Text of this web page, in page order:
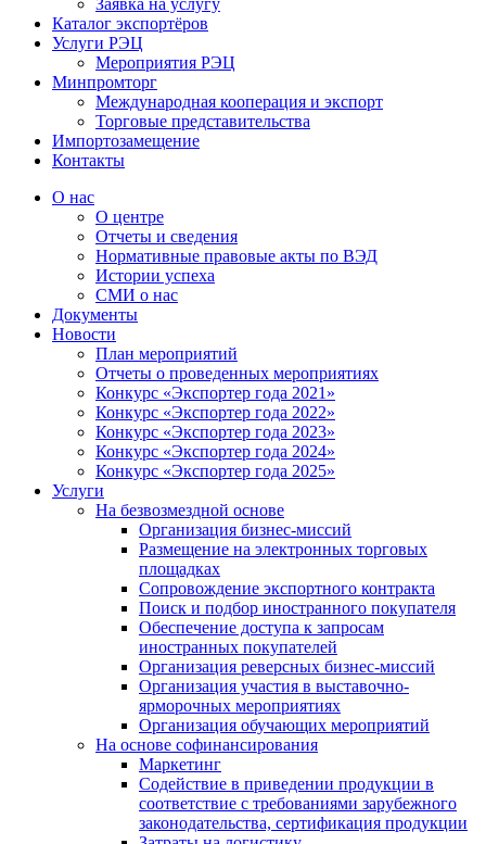
Заявка на услугу
Каталог экспортёров
Услуги РЭЦ
Мероприятия РЭЦ
Минпромторг
Международная кооперация и экспорт
Торговые представительства
Импортозамещение
Контакты
О нас
О центре
Отчеты и сведения
Нормативные правовые акты по ВЭД
Истории успеха
СМИ о нас
Документы
Новости
План мероприятий
Отчеты о проведенных мероприятиях
Конкурс «Экспортер года 2021»
Конкурс «Экспортер года 2022»
Конкурс «Экспортер года 2023»
Конкурс «Экспортер года 2024»
Конкурс «Экспортер года 2025»
Услуги
На безвозмездной основе
Организация бизнес-миссий
Размещение на электронных торговых
площадках
Сопровождение экспортного контракта
Поиск и подбор иностранного покупателя
Обеспечение доступа к запросам
иностранных покупателей
Организация реверсных бизнес-миссий
Организация участия в выставочно-
ярморочных мероприятиях
Организация обучающих мероприятий
На основе софинансирования
Маркетинг
Содействие в приведении продукции в
соответствие с требованиями зарубежного
законодательства, сертификация продукции